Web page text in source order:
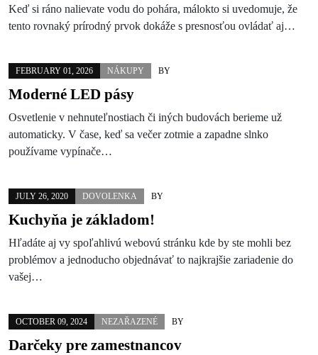
Keď si ráno nalievate vodu do pohára, málokto si uvedomuje, že
tento rovnaký prírodný prvok dokáže s presnosťou ovládať aj…
FEBRUARY 01, 2026 NÁKUPY BY
Moderné LED pásy
Osvetlenie v nehnuteľnostiach či iných budovách berieme už
automaticky. V čase, keď sa večer zotmie a zapadne slnko
používame vypínače…
JULY 26, 2020 DOVOLENKA BY
Kuchyňa je základom!
Hľadáte aj vy spoľahlivú webovú stránku kde by ste mohli bez
problémov a jednoducho objednávať to najkrajšie zariadenie do
vašej…
OCTOBER 09, 2024 NEZAŘAZENÉ BY
Darčeky pre zamestnancov